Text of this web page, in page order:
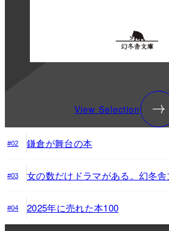
View Selection
#02 鎌倉が舞台の本
#03 女の数だけドラマがある。幻冬
#04 2025年に売れた本100